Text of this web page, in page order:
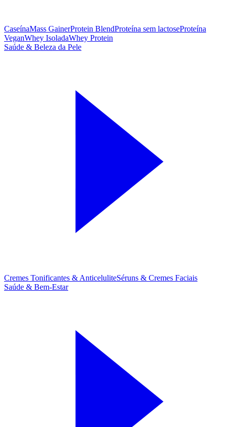
CaseínaMass GainerProtein BlendProteína sem lactoseProteína
VeganWhey IsoladaWhey Protein
Saúde & Beleza da Pele
Cremes Tonificantes & AnticeluliteSéruns & Cremes Faciais
Saúde & Bem-Estar